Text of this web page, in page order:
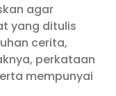
agar
yang ditulis
cerita,
perkataan
mempunyai